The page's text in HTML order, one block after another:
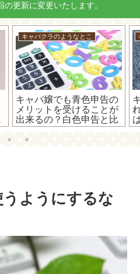
更新に変更いたします。
キャバクラのようなとこ
キャバ嬢でも青色申告の
メリットを受けることが
出来るの？白色申告と比
較してみた！
ようにするな